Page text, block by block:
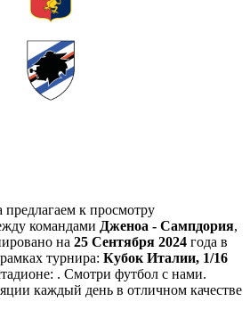
к просмотру
командами Дженоа - Сампдория,
на 25 Сентября 2024 года в
турнира: Кубок Италии, 1/16
. Смотри футбол с нами.
каждый день в отличном качестве